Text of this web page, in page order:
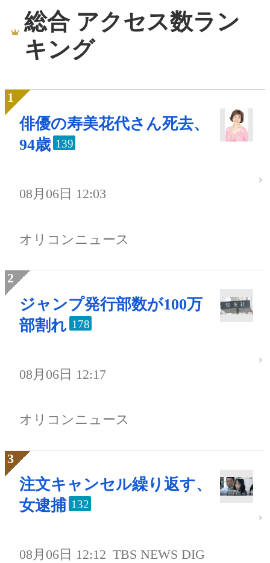
総合 アクセス数ラン
キング
俳優の寿美花代さん死去、
94歳 139
08月06日 12:03
オリコンニュース
ジャンプ発行部数が100万
部割れ 178
08月06日 12:17
オリコンニュース
注文キャンセル繰り返す、
女逮捕 132
08月06日 12:12 TBS NEWS DIG